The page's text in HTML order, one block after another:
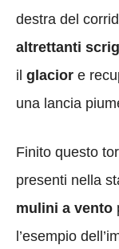
destra del
altrettanti
il glacior e
una lancia
Finito questo
presenti nella
mulini a vento
l’esempio